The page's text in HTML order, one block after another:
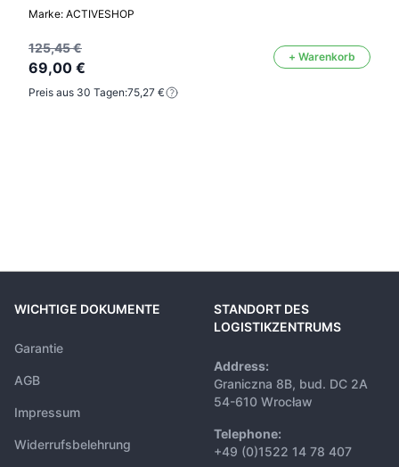
Marke: ACTIVESHOP
125,45 €
69,00 €
+ Warenkorb
Preis aus 30 Tagen:75,27 €
WICHTIGE DOKUMENTE
Garantie
AGB
Impressum
Widerrufsbelehrung
STANDORT DES
LOGISTIKZENTRUMS
Address:
Graniczna 8B, bud. DC 2A
54-610 Wrocław
Telephone:
+49 (0)1522 14 78 407